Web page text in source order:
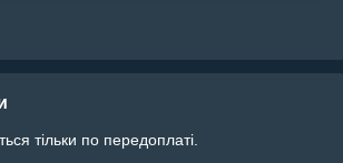
тільки по передоплаті.